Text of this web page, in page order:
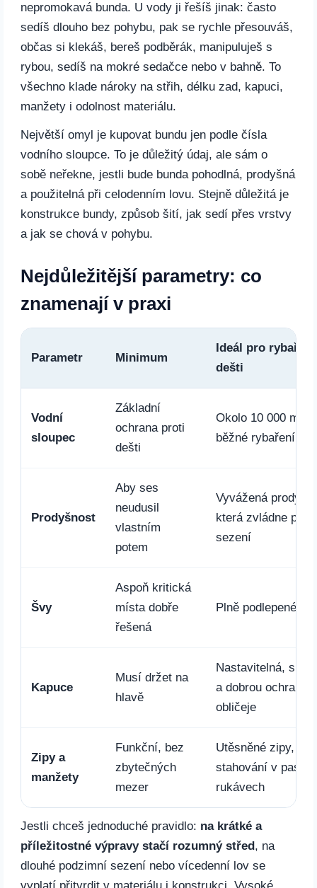
nepromokavá bunda. U vody ji řešíš jinak: často
sedíš dlouho bez pohybu, pak se rychle přesouváš,
občas si klekáš, bereš podběrák, manipuluješ s
rybou, sedíš na mokré sedačce nebo v bahně. To
všechno klade nároky na střih, délku zad, kapuci,
manžety i odolnost materiálu.
Největší omyl je kupovat bundu jen podle čísla
vodního sloupce. To je důležitý údaj, ale sám o
sobě neřekne, jestli bude bunda pohodlná, prodyšná
a použitelná při celodenním lovu. Stejně důležitá je
konstrukce bundy, způsob šití, jak sedí přes vrstvy
a jak se chová v pohybu.
Nejdůležitější parametry: co
znamenají v praxi
Parametr Minimum
Ideál pro
dešti
Vodní
sloupec
Základní
ochrana proti
dešti
Okolo 10 000 mm
běžné rybaření v
Prodyšnost
Aby ses
neudusil
vlastním
potem
Vyvážená
která zvládne
sezení
Švy
Aspoň kritická
místa dobře
řešená
Plně podlepené
Kapuce
Musí držet na
hlavě
Nastavitelná, s
a dobrou ochranou
obličeje
Zipy a
manžety
Funkční, bez
zbytečných
mezer
Utěsněné zipy,
stahování v pase
rukávech
Jestli chceš jednoduché pravidlo: na krátké a
příležitostné výpravy stačí rozumný střed, na
dlouhé podzimní sezení nebo vícedenní lov se